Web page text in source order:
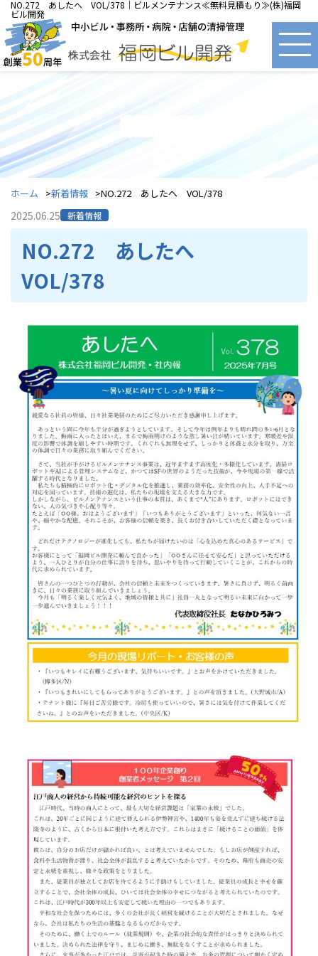
NO.272 あしたへ VOL/378｜ビルメンテナンス≪無料見積もり≫(株)福岡
ビル開発
新着情報
ホーム 新着情報 NO.272 あしたへ VOL/378
2025.06.25 新着情報
NO.272 あしたへ
VOL/378